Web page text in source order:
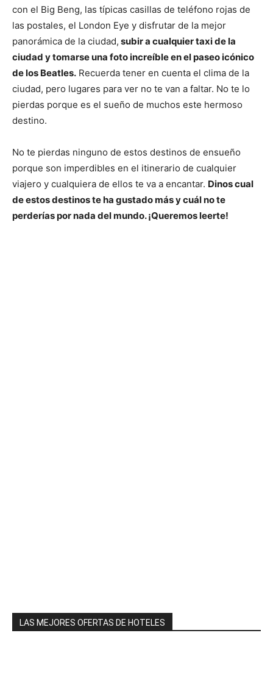
con el Big Beng, las típicas casillas de teléfono rojas de
las postales, el London Eye y disfrutar de la mejor
panorámica de la ciudad, subir a cualquier taxi de la
ciudad y tomarse una foto increíble en el paseo icónico
de los Beatles. Recuerda tener en cuenta el clima de la
ciudad, pero lugares para ver no te van a faltar. No te lo
pierdas porque es el sueño de muchos este hermoso
destino.
No te pierdas ninguno de estos destinos de ensueño
porque son imperdibles en el itinerario de cualquier
viajero y cualquiera de ellos te va a encantar. Dinos cual
de estos destinos te ha gustado más y cuál no te
perderías por nada del mundo. ¡Queremos leerte!
LAS MEJORES OFERTAS DE HOTELES